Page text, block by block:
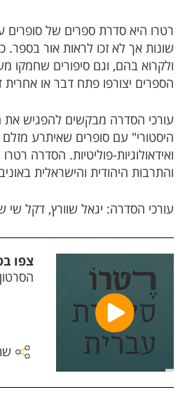
רטרו היא סדרת ספרים של סופרים
שונות אך לא זכו לראות אור בספר.
ולקרוא בהם, וגם סיפורים שחמקו
הספרים יצורפו פתח דבר או
עורכי הסדרה מבקשים להפגיש את
היסטורי" עם סופרים שאיתרע מזלם
ואידאולוגיות-פוליטיות. הסדרה
והתרבות היהודית והישראלית
עורכי הסדרה: יגאל שוורץ, דקל שי
צפו
הסרטון יצא